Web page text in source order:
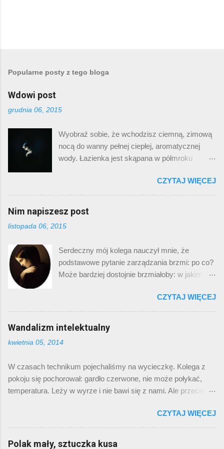
e
ś
i
k
m
r
Popularne posty z tego bloga
Wdowi post
grudnia 06, 2015
Wyobraź sobie, że wchodzisz ciemną, zimową
nocą do wanny pełnej ciepłej, aromatycznej
wody. Łazienka jest skąpana w półmroku
ciało zdaje się tajać pod dotykiem wody.
Przymykasz oczy i pogrążasz się w
doświadczeniu ciepła, komfortu i spokoju. O
czym ja piszę? O muzyce. Zazwyczaj pod
koniec roku popełniam posta o utworze lub
od razu trzy płyty i cały bukiet utworów. Zespół
nazywa się TRUE WIDOW i w sumie w tym
roku nic nowego nie wydał. Ale niemal rok temu
sprawdzenia” zostawiłem sobie link do ich płyty
„Circumambulation”. Gdy ją sobie wrzuciłem do
posłuchania, poczułem mniej więcej to, co
opisałem w pierwszym akapicie. Jaka jest ta
frazes jest w ich przypadku niezwykle
stosowny. Ba, rzekłbym, że jest to jedyny
zespół, którego muzykę mógłbym opisać tą
CZYTAJ WIĘCEJ
Nim napiszesz post
listopada 06, 2015
Serdeczny mój kolega nauczył mnie, że
podstawowe pytanie zarządzania brzmi: po co?
Może bardziej dostojnie brzmiałoby: w jakim
dosadnej formie. Samo postawienie tego
pytania na piedestale pytania podstawowego
sugeruje nadrzędną wartość celowego
działania, co mogłoby stanowić samodzielny
powód do sympatycznej pogawędki filozoficznej
„brzytwy Sławka”, nazwanej tak per analogiam
do „brzytwy Ockhama”. Patrzę w kalendarz i
jak ten chłop z mrożkowego „Indyka” myślę:
I ręce mi jakoś jesiennie opadają. Nie dlatego,
ze nie mam o czym pisać. Zaległe a
pomysłowe posty o wampirach u Wattsa,
CZYTAJ WIĘCEJ
Wandalizm intelektualny
kwietnia 05, 2014
W czasach technikum pojechaliśmy na wycieczkę. Kolega z
pokoju się pochorował: gardło czerwone, nie może połykać,
temperatura. Leży w wyrze i nie bawi się z nami. Ale przecież
pieczy powierzono apteczkę, poczuł się pod wpływem alkoholu
już niemal doktorem nauk medycznych – przytargał apteczkę
do naszego pokoju, siadł na łóżku chorego, wysypał zawartość
CZYTAJ WIĘCEJ
Polak mały, sztuczka kusa